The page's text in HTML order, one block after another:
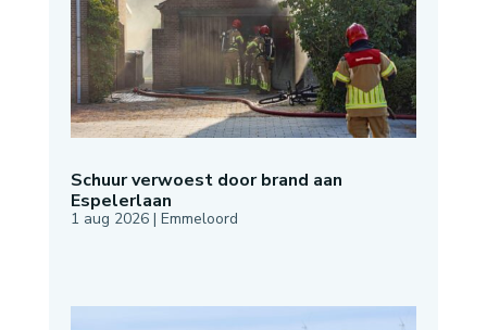
Schuur verwoest door brand aan
Espelerlaan
1 aug 2026| Emmeloord